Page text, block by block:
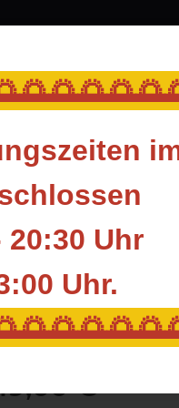
Uhr
Uhr.
SPIGARELLI
SP-REL-
Spigarelli
€